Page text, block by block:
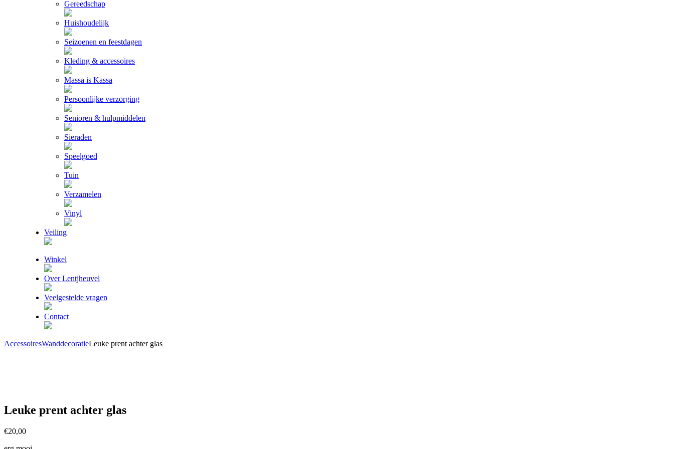
Gereedschap
Huishoudelijk
Seizoenen en feestdagen
Kleding & accessoires
Massa is Kassa
Persoonlijke verzorging
Senioren & hulpmiddelen
Sieraden
Speelgoed
Tuin
Verzamelen
Vinyl
Veiling
Winkel
Over Lentjheuvel
Veelgestelde vragen
Contact
AccessoiresWanddecoratieLeuke prent achter glas
Leuke prent achter glas
€20,00